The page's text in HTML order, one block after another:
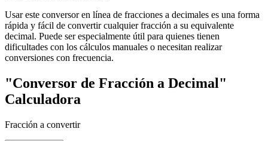
Usar este conversor en línea de fracciones a decimales es una forma
rápida y fácil de convertir cualquier fracción a su equivalente
decimal. Puede ser especialmente útil para quienes tienen
dificultades con los cálculos manuales o necesitan realizar
conversiones con frecuencia.
"Conversor de Fracción a Decimal"
Calculadora
Fracción a convertir